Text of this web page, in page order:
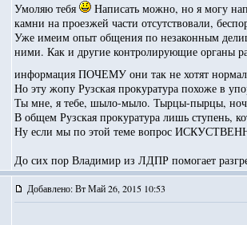
Умоляю тебя
Написать можно, но я могу
камни на проезжей части отсутствовали,
Уже имеим опыт общения по незаконным
ними. Как и другие контролирующие органы
информация ПОЧЕМУ они так не хотят
Но эту жопу Рузская прокуратура похоже в
Ты мне, я тебе, шыло-мыло. Тырцы-пырцы,
В общем Рузская прокуратура лишь ступень,
Ну если мы по этой теме вопрос
До сих пор Владимир из ЛДПР помогает
Добавлено: Вт Май 26, 2015 10:53